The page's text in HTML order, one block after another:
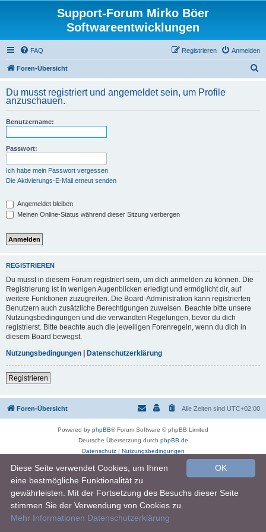
Support-Forum Mirko Böer
Softwareentwicklungen
FAQ Anmelden
Registrieren
Foren-Übersicht
h
Du musst registriert und angemeldet sein, um Profile
anzuschauen.
Benutzername:
Passwort:
Ich habe mein Passwort vergessen
Die Aktivierungs-E-Mail erneut senden
Angemeldet bleiben
Meinen Online-Status während dieser Sitzung verbergen
REGISTRIEREN
Du musst in diesem Forum registriert sein, um dich anmelden zu können. Die
Registrierung ist in wenigen Augenblicken erledigt und ermöglicht dir, auf
weitere Funktionen zuzugreifen. Die Board-Administration kann registrierten
Benutzern auch zusätzliche Berechtigungen zuweisen. Beachte bitte unsere
Nutzungsbedingungen und die verwandten Regelungen, bevor du dich
registrierst. Bitte beachte auch die jeweiligen Forenregeln, wenn du dich in
diesem Board bewegst.
Nutzungsbedingungen | Datenschutzerklärung
Registrieren
Foren-Übersicht Alle Zeiten sind UTC+02:00
Powered by phpBB® Forum Software © phpBB Limited
Deutsche Übersetzung durch phpBB.de
Datenschutz| Nutzungsbedingungen
OK
Diese Seite verwendet Cookies, um Ihnen
eine bestmögliche Funktionalität zu
gewährleisten. Mit der Fortsetzung des Besuchs dieser Seite
stimmen Sie der Verwendung von Cookies zu.
Mehr Informationen Datenschutzerklärung